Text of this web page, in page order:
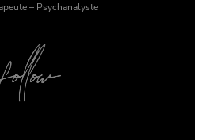
– Psychanalyste